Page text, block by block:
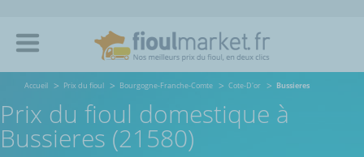
Accueil Prix du fioul Bourgogne-Franche-Comte Cote-D'or Bussieres
Prix du fioul domestique à
Bussieres (21580)